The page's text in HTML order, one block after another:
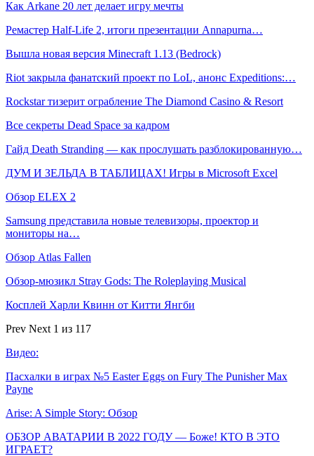
Как Arkane 20 лет делает игру мечты
Ремастер Half-Life 2, итоги презентации Annapurna…
Вышла новая версия Minecraft 1.13 (Bedrock)
Riot закрыла фанатский проект по LoL, анонс Expeditions:…
Rockstar тизерит ограбление The Diamond Casino & Resort
Все секреты Dead Space за кадром
Гайд Death Stranding — как прослушать разблокированную…
ДУМ И ЗЕЛЬДА В ТАБЛИЦАХ! Игры в Microsoft Excel
Обзор ELEX 2
Samsung представила новые телевизоры, проектор и
мониторы на…
Обзор Atlas Fallen
Обзор-мюзикл Stray Gods: The Roleplaying Musical
Косплей Харли Квинн от Китти Янгби
Prev Next 1 из 117
Видео:
Пасхалки в играх №5 Easter Eggs on Fury The Punisher Max
Payne
Arise: A Simple Story: Обзор
ОБЗОР АВАТАРИИ В 2022 ГОДУ — Боже! КТО В ЭТО
ИГРАЕТ?